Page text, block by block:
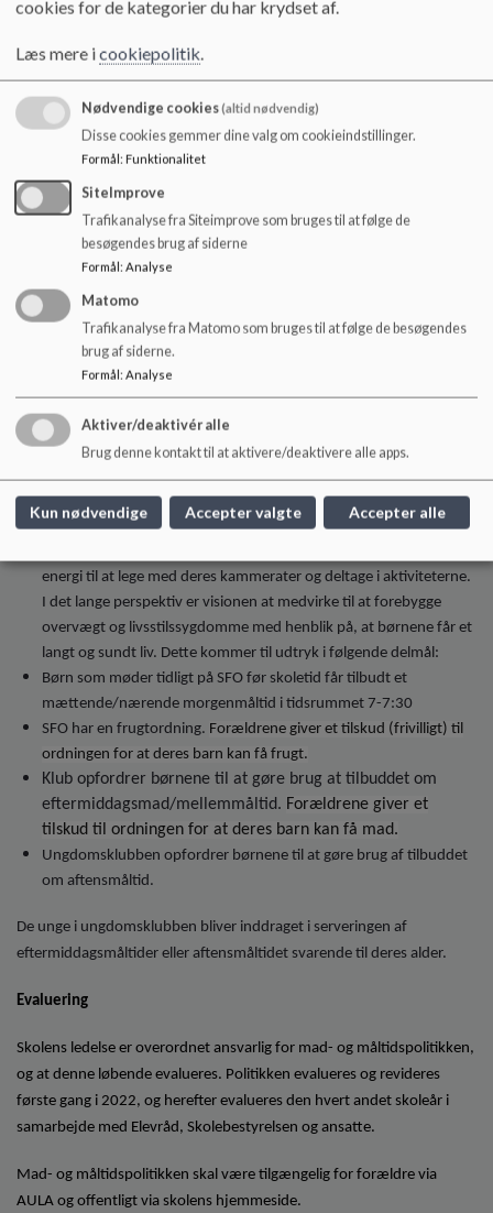
at mad- og måltidspolitikken tages op på forældremøder.
at det foregår i god ro og orden sammen med en lærer (Bh.kl.-6.
kl.)
Madpakken er et forældreansvar, da den alene bliver givet til ens
eget barn.
Skolen opfordrer til at slik, sodavand og kage kun
medbringes/uddeles ved helt særlige lejligheder. Man kan fx ved
fødselsdage tænke i sunde alternativer.
Rammerne omkring frokosten:
Der skal være god tid til at spise maden.
Der skal være tid til og let adgang til at få vasket hænder inden
Det tilstræbes at maden kan indtages i rolige omgivelser.
Der er adgang til frisk drikkevand
Fritidsdelen:
Det er det overordnede mål for SFO og Klubs mad- og måltids-
energi til at lege med deres kammerater og deltage i aktiviteterne.
I det lange perspektiv er visionen at medvirke til at forebygge
overvægt og livsstilssygdomme med henblik på, at børnene får et
langt og sundt liv. Dette kommer til udtryk i følgende delmål:
Børn som møder tidligt på SFO før skoletid får tilbudt et
mættende/nærende morgenmåltid i tidsrummet 7-7:30
SFO har en frugtordning. Forældrene giver et tilskud (frivilligt) til
ordningen for at deres barn kan få frugt.
Klub opfordrer børnene til at gøre brug at tilbuddet om
eftermiddagsmad/mellemmåltid. Forældrene giver et
tilskud til ordningen for at deres barn kan få mad.
Ungdomsklubben opfordrer børnene til at gøre brug af tilbuddet
om aftensmåltid.
De unge i ungdomsklubben bliver inddraget i serveringen af
eftermiddagsmåltider eller aftensmåltidet svarende til deres alder.
Evaluering
Skolens ledelse er overordnet ansvarlig for mad- og måltidspolitikken,
og at denne løbende evalueres. Politikken evalueres og revideres
første gang i 2022, og herefter evalueres den hvert andet skoleår i
samarbejde med Elevråd, Skolebestyrelsen og ansatte.
Mad- og måltidspolitikken skal være tilgængelig for forældre via
AULA og offentligt via skolens hjemmeside.
cookies for de kategorier du har krydset af.
Læs mere icookiepolitik.
Nødvendige cookies(altid nødvendig)
Disse cookies gemmer dine valg om cookieindstillinger.
Formål: Funktionalitet
SiteImprove
Trafikanalyse fra Siteimprove som bruges til at følge de
besøgendes brug af siderne
Formål: Analyse
Matomo
Trafikanalyse fra Matomo som bruges til at følge de besøgendes
brug af siderne.
Formål: Analyse
Aktiver/deaktivér alle
Brug denne kontakt til at aktivere/deaktivere alle apps.
Kun nødvendige Accepter valgte Accepter alle